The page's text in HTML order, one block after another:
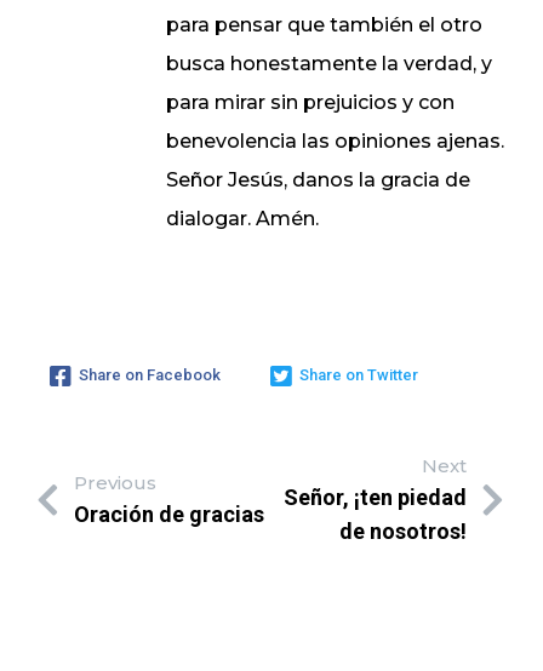
para pensar que también el otro
busca honestamente la verdad, y
para mirar sin prejuicios y con
benevolencia las opiniones ajenas.
Señor Jesús, danos la gracia de
dialogar. Amén.
Share on Facebook Share on Twitter
Previous
Oración de gracias
Next
Señor, ¡ten piedad
de nosotros!